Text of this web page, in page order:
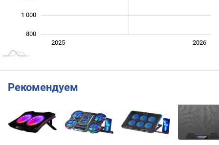
800
1 000
Янв. 2025 2026
2025
Рекомендуем